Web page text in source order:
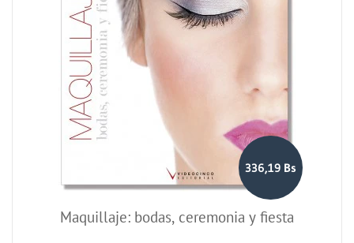
336,19 Bs
Maquillaje: bodas, ceremonia y fiesta